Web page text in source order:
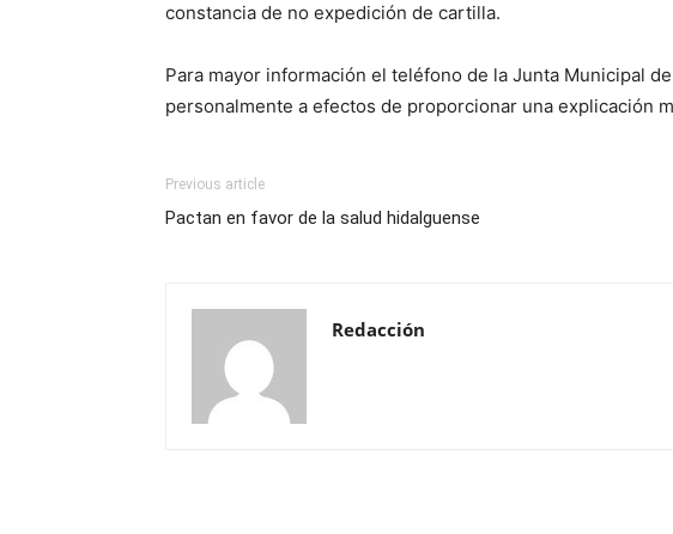
constancia de no expedición de cartilla.
Para mayor información el teléfono de la Junta Municipal
personalmente a efectos de proporcionar una explicación
Previous article
Pactan en favor de la salud hidalguense
Redacción